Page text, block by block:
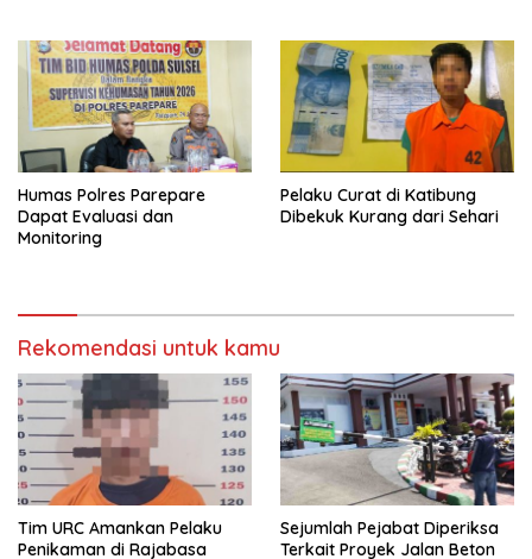
Humas Polres Parepare
Dapat Evaluasi dan
Monitoring
Pelaku Curat di Katibung
Dibekuk Kurang dari Sehari
Rekomendasi untuk kamu
Tim URC Amankan Pelaku
Penikaman di Rajabasa
Sejumlah Pejabat Diperiksa
Terkait Proyek Jalan Beton